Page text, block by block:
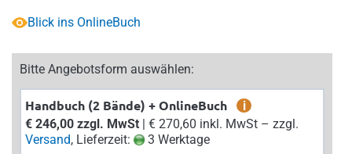
Blick ins OnlineBuch
Bitte Angebotsform auswählen:
Handbuch (2 Bände) + OnlineBuch
i
€ 246,00 zzgl. MwSt
| € 270,60 inkl. MwSt – zzgl.
Versand, Lieferzeit: 3 Werktage